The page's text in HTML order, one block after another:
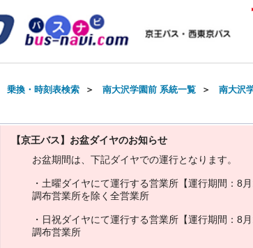
乗換・時刻表検索 ＞ 南大沢学園前 系統一覧 ＞ 南大沢
【京王バス】お盆ダイヤのお知らせ
お盆期間は 下記ダイヤでの運行と な り ます。
・ 土曜ダイヤにて運行する営業所 【運行期間 ： 8 月
調布営業所を除 く 全営業所
・ 日祝ダイヤにて運行する営業所 【運行期間 ： 8 月
調布営業所